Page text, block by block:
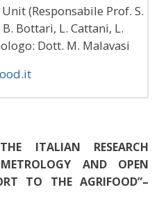
(Responsabile Prof. S.
Bottari, L. Cattani, L.
Dott. M. Malavasi
ITALIAN RESEARCH
AND OPEN
TO THE AGRIFOOD”–